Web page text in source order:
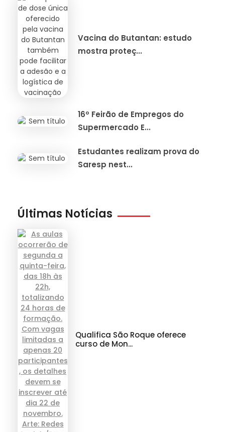
Vacina do Butantan: estudo
mostra proteç...
16º Feirão de Empregos do
Supermercado E...
Estudantes realizam prova do
Saresp nest...
Últimas Notícias
Qualifica São Roque oferece
curso de Mon...